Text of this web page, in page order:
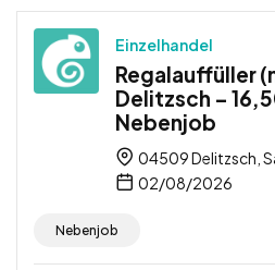
Einzelhandel
Regalauffüller
Delitzsch –
Nebenjob
04509 Delitzsch,
02/08/2026
Nebenjob